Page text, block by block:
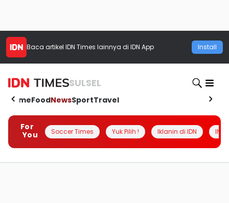
Baca artikel IDN Times lainnya di IDN App Install
SULSEL
HomeFoodNewsSportTravel
For
You
Soccer Times Yuk Pilih ! Iklanin di IDN